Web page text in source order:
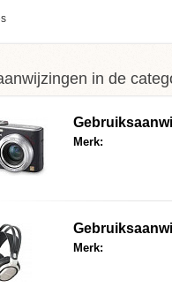
in de
Merk:
Merk: